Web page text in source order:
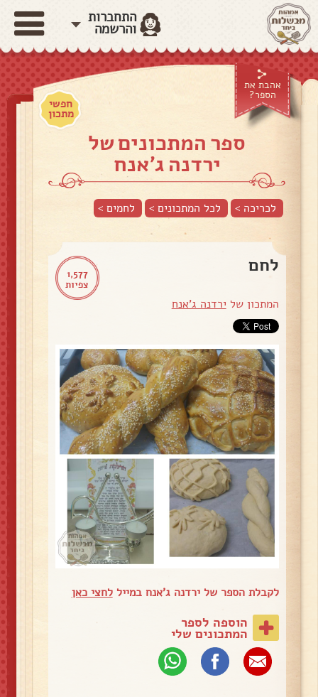
התחברות
והרשמה
אהבת את
הספר?
חפשי
מתכון
ספר המתכונים של
ירדנה ג'אנח
לכריכה > לכל המתכונים > לחמים>
1,577
צפיות
לחם
המתכון של ירדנה ג'אנח
לקבלת הספר של ירדנה ג'אנח במייללחצי כאן
הוספה לספר
המתכונים שלי